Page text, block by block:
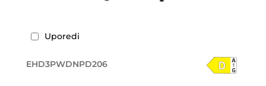
Uporedi
EHD3PWDNPD206